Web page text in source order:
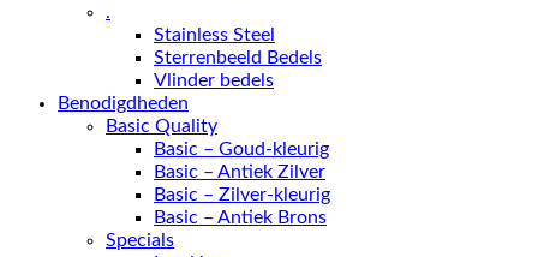
.
Stainless Steel
Sterrenbeeld Bedels
Vlinder bedels
Benodigdheden
Basic Quality
Basic – Goud-kleurig
Basic – Antiek Zilver
Basic – Zilver-kleurig
Basic – Antiek Brons
Specials